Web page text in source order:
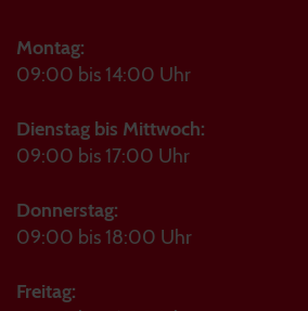
Montag:
09:00 bis 14:00 Uhr
Dienstag bis Mittwoch:
09:00 bis 17:00 Uhr
Donnerstag:
09:00 bis 18:00 Uhr
Freitag: